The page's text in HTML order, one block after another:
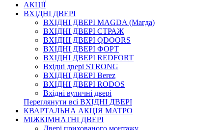
АКЦІЇ
ВХІДНІ ДВЕРІ
ВХІДНІ ДВЕРІ МAGDA (Магда)
ВХІДНІ ДВЕРІ СТРАЖ
ВХІДНІ ДВЕРІ QDOORS
ВХІДНІ ДВЕРІ ФОРТ
ВХІДНІ ДВЕРІ REDFORT
Вхідні двері STRONG
ВХІДНІ ДВЕРІ Berez
ВХІДНІ ДВЕРІ RODOS
Вхідні вуличні двері
Переглянути всі ВХІДНІ ДВЕРІ
КВАРТАЛЬНА АКЦІЯ МАТРО
МІЖКІМНАТНІ ДВЕРІ